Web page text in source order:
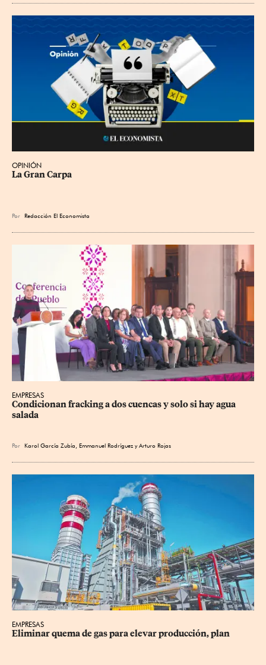
OPINIÓN
La Gran Carpa
Por Redacción El Economista
EMPRESAS
Condicionan fracking a dos cuencas y solo si hay agua
salada
Por Karol García Zubía Emmanuel Rodríguez yArturo Rojas
EMPRESAS
Eliminar quema de gas para elevar producción, plan